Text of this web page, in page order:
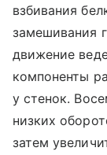
взбивания
замешивания
движение
компоненты
у стенок.
низких
затем